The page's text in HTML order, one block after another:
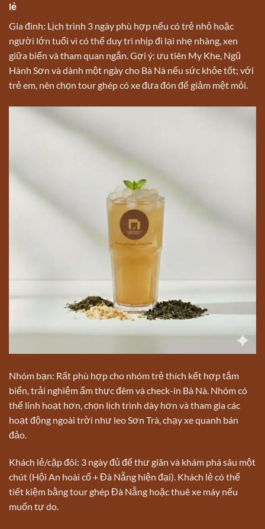
lẻ
Gia đình: Lịch trình 3 ngày phù hợp nếu có trẻ nhỏ hoặc
người lớn tuổi vì có thể duy trì nhịp đi lại nhẹ nhàng, xen
giữa biển và tham quan ngắn. Gợi ý: ưu tiên My Khe, Ngũ
Hành Sơn và dành một ngày cho Bà Nà nếu sức khỏe tốt; với
trẻ em, nên chọn tour ghép có xe đưa đón để giảm mệt mỏi.
Nhóm bạn: Rất phù hợp cho nhóm trẻ thích kết hợp tắm
biển, trải nghiệm ẩm thực đêm và check-in Bà Nà. Nhóm có
thể linh hoạt hơn, chọn lịch trình dày hơn và tham gia các
hoạt động ngoài trời như leo Sơn Trà, chạy xe quanh bán
đảo.
Khách lẻ/cặp đôi: 3 ngày đủ để thư giãn và khám phá sâu một
chút (Hội An hoài cổ + Đà Nẵng hiện đại). Khách lẻ có thể
tiết kiệm bằng tour ghép Đà Nẵng hoặc thuê xe máy nếu
muốn tự do.